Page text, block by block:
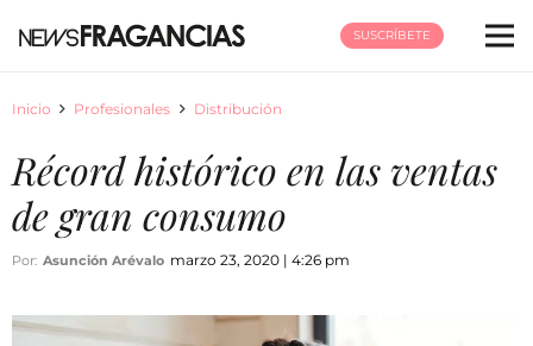
SUSCRÍBETE
Inicio Profesionales Distribución
Récord histórico en las ventas
de gran consumo
Por: Asunción Arévalo marzo 23, 2020 | 4:26 pm